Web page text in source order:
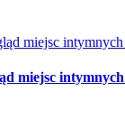
miejsc intymnych